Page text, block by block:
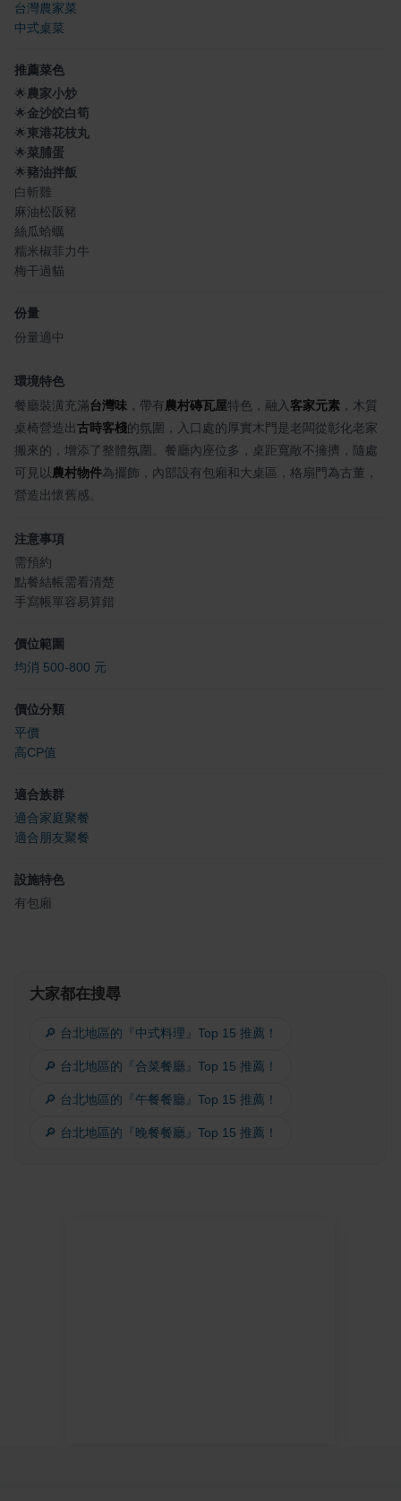
台灣農家菜
中式桌菜
推薦菜色
🌟農家小炒
🌟金沙皎白筍
🌟東港花枝丸
🌟菜脯蛋
🌟豬油拌飯
白斬雞
麻油松阪豬
絲瓜蛤蠣
糯米椒菲力牛
梅干過貓
份量
份量適中
環境特色
餐廳裝潢充滿台灣味 ，帶有 農村磚瓦屋特色，融入客家元素 ，木質
桌椅營造出古時客棧的氛圍，入口處的厚實木門是老闆從彰化老家
搬來的，增添了整體氛圍。餐廳內座位多，桌距寬敞不擁擠，隨處
可見以農村物件為擺飾，內部設有包廂和大桌區，格扇門為古董，
營造出懷舊感。
注意事項
需預約
點餐結帳需看清楚
手寫帳單容易算錯
價位範圍
均消 500-800 元
價位分類
平價
高CP值
適合族群
適合家庭聚餐
適合朋友聚餐
設施特色
有包廂
大家都在搜尋
🔎 台北地區的『中式料理』Top 15 推薦！
🔎 台北地區的『合菜餐廳』Top 15 推薦！
🔎 台北地區的『午餐餐廳』Top 15 推薦！
🔎 台北地區的『晚餐餐廳』Top 15 推薦！